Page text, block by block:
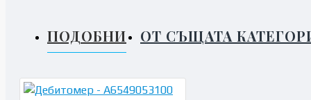
ПОДОБНИ ОТ СЪЩАТА